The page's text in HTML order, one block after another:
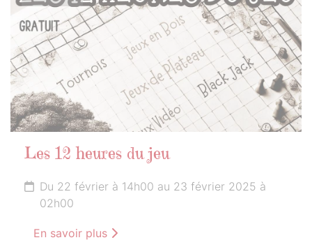
Les 12 heures du jeu
Du 22 février à 14h00 au 23 février 2025 à
02h00
En savoir plus